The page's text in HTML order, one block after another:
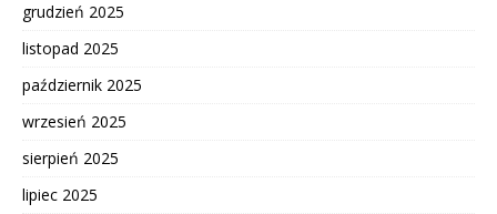
grudzień 2025
listopad 2025
październik 2025
wrzesień 2025
sierpień 2025
lipiec 2025